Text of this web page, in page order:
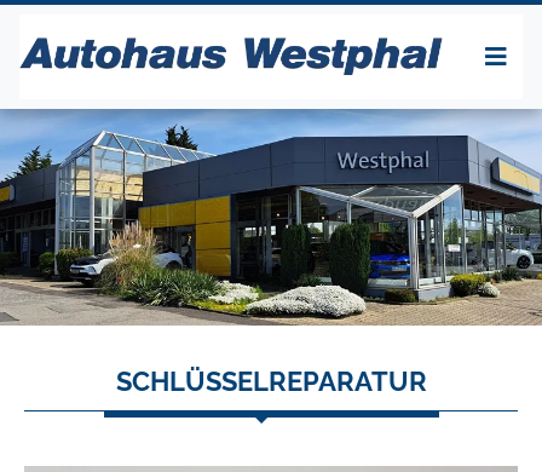
SCHLÜSSELREPARATUR